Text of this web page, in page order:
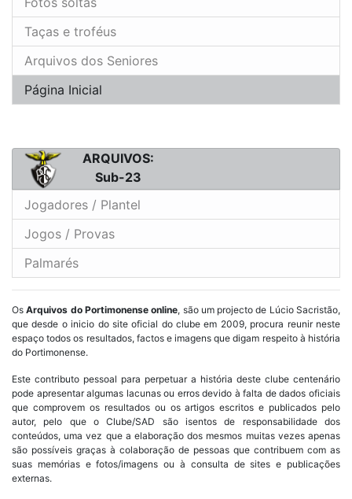
Taças e troféus
Arquivos dos Seniores
Página Inicial
ARQUIVOS:
Sub-23
Jogadores / Plantel
Jogos / Provas
Palmarés
OsArquivos do Portimonense online, são um projecto de Lúcio Sacristão,
que desde o inicio do site oficial do clube em 2009, procura reunir neste
espaço todos os resultados, factos e imagens que digam respeito à história
do Portimonense.
Este contributo pessoal para perpetuar a história deste clube centenário
pode apresentar algumas lacunas ou erros devido à falta de dados oficiais
que comprovem os resultados ou os artigos escritos e publicados pelo
autor, pelo que o Clube/SAD são isentos de responsabilidade dos
conteúdos, uma vez que a elaboração dos mesmos muitas vezes apenas
são possíveis graças à colaboração de pessoas que contribuem com as
suas memórias e fotos/imagens ou à consulta de sites e publicações
externas.